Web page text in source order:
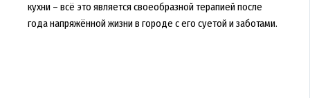
кухни – всё это является своеобразной терапией после
года напряжённой жизни в городе с его суетой и заботами.